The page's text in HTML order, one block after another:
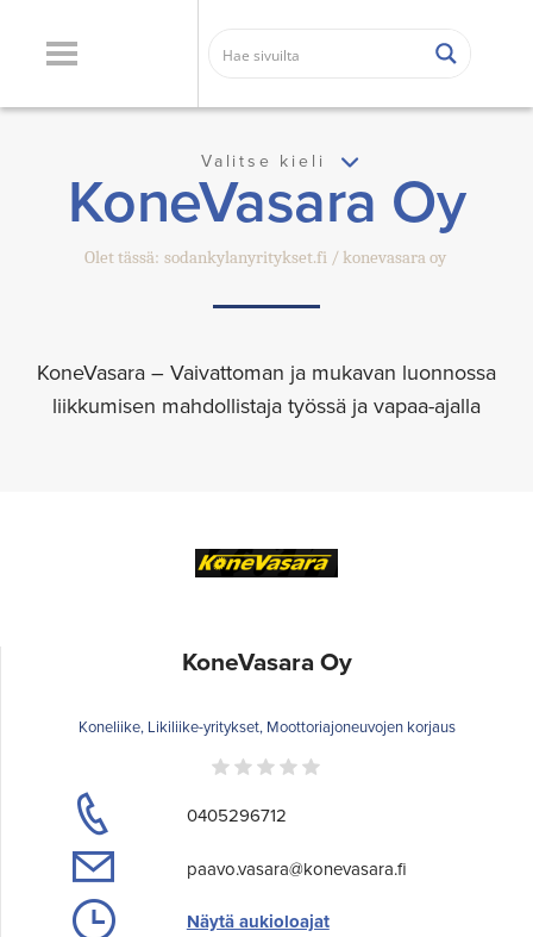
Valitse kieli
KoneVasara Oy
Olet tässä: sodankylanyritykset.fi konevasara oy
KoneVasara – Vaivattoman ja mukavan luonnossa
liikkumisen mahdollistaja työssä ja vapaa-ajalla
KoneVasara Oy
Koneliike, Likiliike-yritykset, Moottoriajoneuvojen korjaus
0405296712
paavo.vasara@konevasara.fi
Näytä aukioloajat